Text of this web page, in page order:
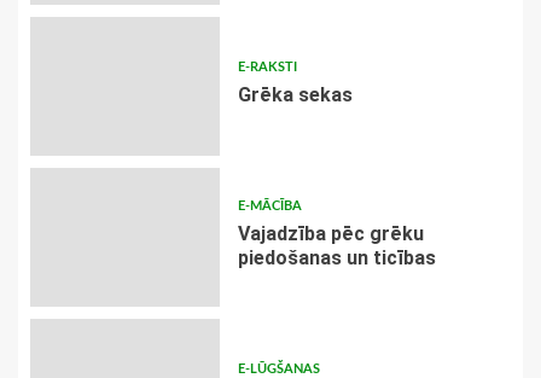
E-RAKSTI
Grēka sekas
E-MĀCĪBA
Vajadzība pēc grēku
piedošanas un ticības
E-LŪGŠANAS